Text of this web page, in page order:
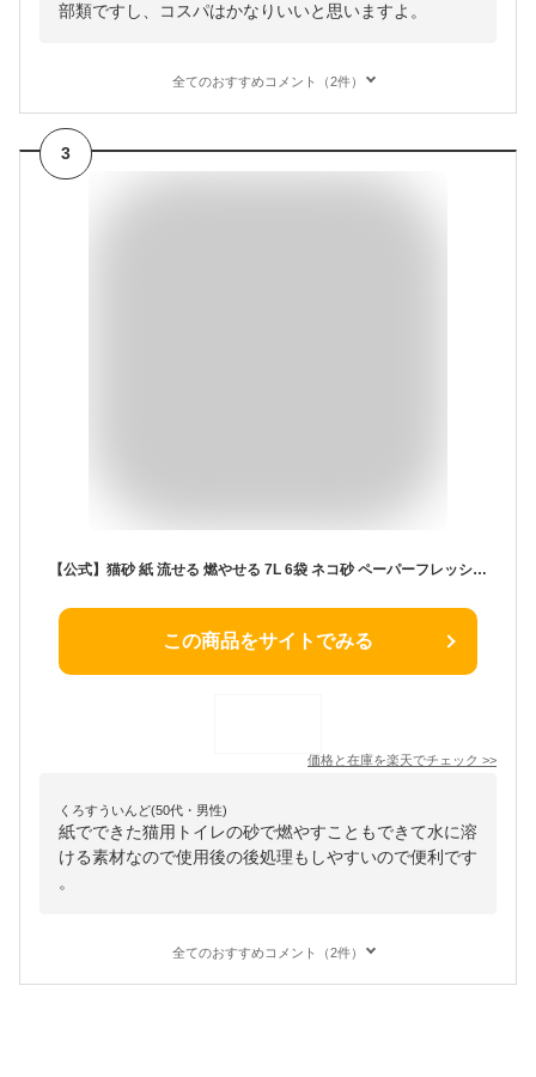
部類ですし、コスパはかなりいいと思いますよ。
全てのおすすめコメント（2件）
3
【公式】猫砂 紙 流せる 燃やせる 7L 6袋 ネコ砂 ペーパーフレッシュ× PFC- 砂 ねこ砂 かみ パルプ 溶ける 固まる トイレに 再生パルプ にゃんこ ネコ 猫 ねこ cat アイリスオーヤマ【GS23】【JSS】
この商品をサイトでみる
価格と在庫を楽天でチェック >>
くろすういんど(50代・男性)
紙でできた猫用トイレの砂で燃やすこともできて水に溶
ける素材なので使用後の後処理もしやすいので便利です
。
全てのおすすめコメント（2件）